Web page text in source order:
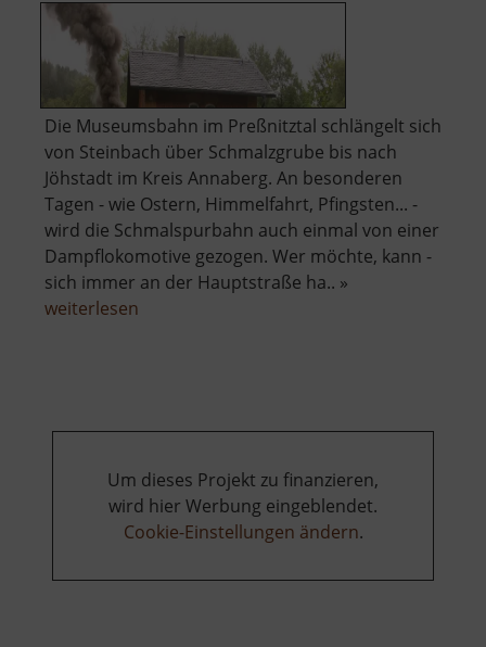
Die Museumsbahn im Preßnitztal schlängelt sich
von Steinbach über Schmalzgrube bis nach
Jöhstadt im Kreis Annaberg. An besonderen
Tagen - wie Ostern, Himmelfahrt, Pfingsten... -
wird die Schmalspurbahn auch einmal von einer
Dampflokomotive gezogen. Wer möchte, kann -
sich immer an der Hauptstraße ha.. »
weiterlesen
Um dieses Projekt zu finanzieren,
wird hier Werbung eingeblendet.
Cookie-Einstellungen ändern.